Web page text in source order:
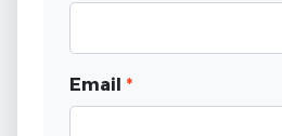
Email *